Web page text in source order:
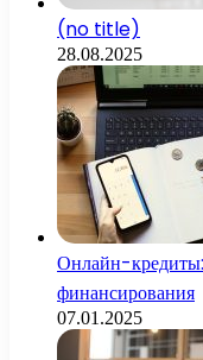
(no title)
28.08.2025
Онлайн-
финансирования
07.01.2025